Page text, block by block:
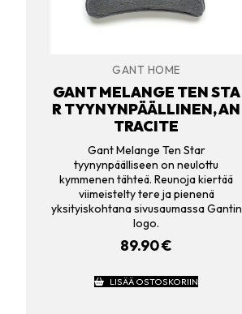
GANT HOME
GANT MELANGE TEN STA
R TYYNYNPÄÄLLINEN, AN
TRACITE
Gant Melange Ten Star
tyynynpäälliseen on neulottu
kymmenen tähteä. Reunoja kiertää
viimeistelty tere ja pienenä
yksityiskohtana sivusaumassa Gantin
logo.
89.90€
LISÄÄ OSTOSKORIIN